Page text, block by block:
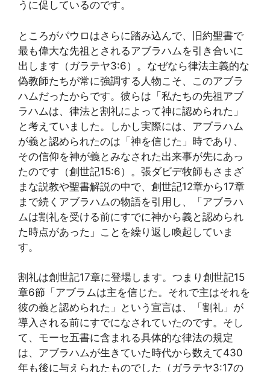
うに促しているのです。
ところがパウロはさらに踏み込んで、旧約聖書で
最も偉大な先祖とされるアブラハムを引き合いに
出します（ガラテヤ3:6）。なぜなら律法主義的な
偽教師たちが常に強調する人物こそ、このアブラ
ハムだったからです。彼らは「私たちの先祖アブ
ラハムは、律法と割礼によって神に認められた」
と考えていました。しかし実際には、アブラハム
が義と認められたのは「神を信じた」時であり、
その信仰を神が義とみなされた出来事が先にあっ
たのです（創世記15:6）。張ダビデ牧師もさまざ
まな説教や聖書解説の中で、創世記12章から17章
まで続くアブラハムの物語を引用し、「アブラハ
ムは割礼を受ける前にすでに神から義と認められ
た時点があった」ことを繰り返し喚起していま
す。
割礼は創世記17章に登場します。つまり創世記15
章6節「アブラムは主を信じた。それで主はそれを
彼の義と認められた」という宣言は、「割礼」が
導入される前にすでになされていたのです。そし
て、モーセ五書に含まれる具体的な律法の規定
は、アブラハムが生きていた時代から数えて430
年も後に与えられたものでした（ガラテヤ3:17の